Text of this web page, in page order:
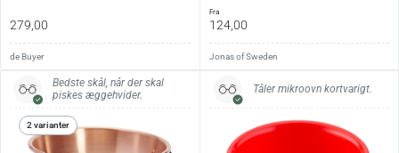
279,00
de Buyer
fra
124,00
Jonas of Sweden
Bedste skål, når der skal
piskes æggehvider.
2 varianter
Tåler mikroovn kortvarigt.